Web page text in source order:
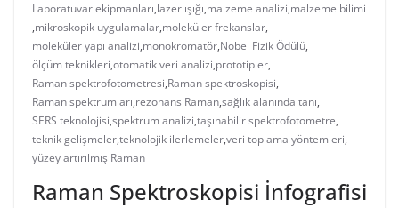
Laboratuvar ekipmanları,lazer ışığı,malzeme analizi,malzeme bilimi
,mikroskopik uygulamalar,moleküler frekanslar,
moleküler yapı analizi,monokromatör,Nobel Fizik Ödülü,
ölçüm teknikleri,otomatik veri analizi,prototipler,
Raman spektrofotometresi,Raman spektroskopisi,
Raman spektrumları,rezonans Raman,sağlık alanında tanı,
SERS teknolojisi,spektrum analizi,taşınabilir spektrofotometre,
teknik gelişmeler,teknolojik ilerlemeler,veri toplama yöntemleri,
yüzey artırılmış Raman
Raman Spektroskopisi İnfografisi